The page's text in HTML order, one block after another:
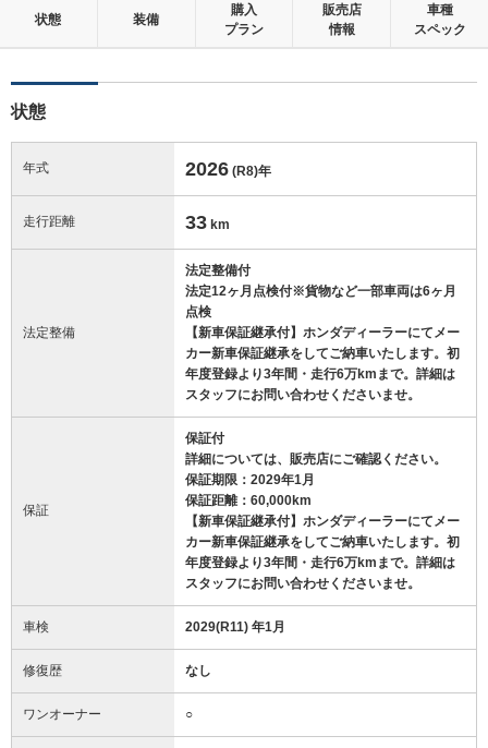
状態 装備
購入
プラン
販売店
情報
車種
スペック
状態
年式 2026 (R8)年
走行距離 33 km
法定整備
法定整備付
法定12ヶ月点検付※貨物など一部車両は6ヶ月
点検
【新車保証継承付】ホンダディーラーにてメー
カー新車保証継承をしてご納車いたします。初
年度登録より3年間・走行6万kmまで。詳細は
スタッフにお問い合わせくださいませ。
保証
保証付
詳細については、販売店にご確認ください。
保証期限：2029年1月
保証距離：60,000km
【新車保証継承付】ホンダディーラーにてメー
カー新車保証継承をしてご納車いたします。初
年度登録より3年間・走行6万kmまで。詳細は
スタッフにお問い合わせくださいませ。
車検 2029(R11) 年1月
修復歴 なし
ワンオーナー ○